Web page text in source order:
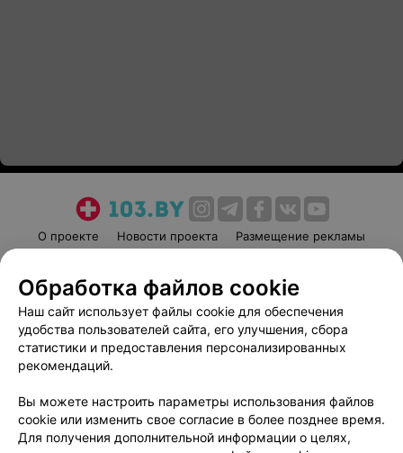
О проекте Новости проекта
Размещение рекламы
Пользовательское соглашение
Способы оплаты
Вакансии
Партнеры
Написать руководителю 103.by
Обработка персональных данных
Обработка файлов cookie
Наш сайт использует файлы cookie для обеспечения
удобства пользователей сайта, его улучшения, сбора
статистики и предоставления персонализированных
рекомендаций.
Вы можете настроить параметры использования файлов
cookie или изменить свое согласие в более позднее время.
Для получения дополнительной информации о целях,